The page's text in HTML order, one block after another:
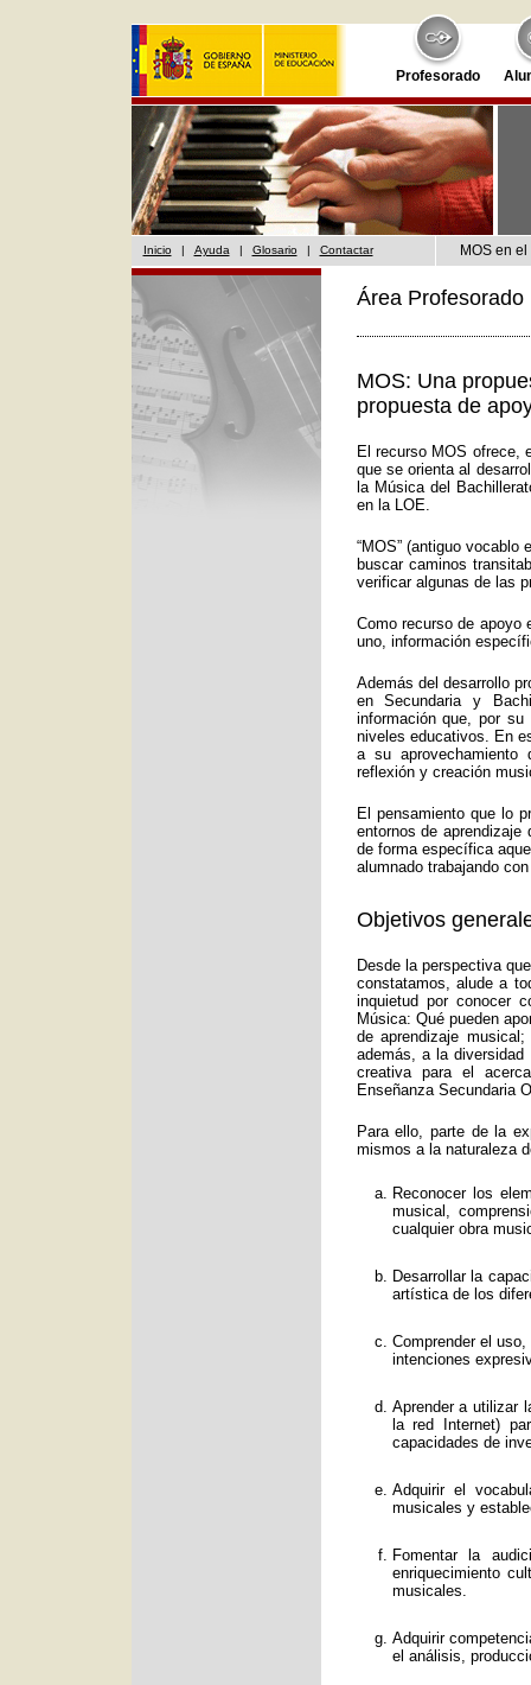
Profesorado
Inicio | Ayuda | Glosario | Contactar MOS en
Área
MOS: Una
propuesta de
El recurso MOS ofrece,
que se orienta al
la Música del
en la LOE.
“MOS” (antiguo
buscar caminos
verificar algunas de las
Como recurso de
uno, información
Además del desarrollo
en Secundaria y
información que, por
niveles educativos. En
a su aprovechamiento
reflexión y creación
El pensamiento que lo
entornos de aprendizaje
de forma específica
alumnado trabajando
Objetivos
Desde la perspectiva
constatamos, alude a
inquietud por conocer
Música: Qué pueden
de aprendizaje
además, a la
creativa para el
Enseñanza Secundaria
Para ello, parte de la
mismos a la naturaleza
Reconocer los
musical,
cualquier obra
Desarrollar la
artística de los
Comprender el
intenciones
Aprender a utilizar
la red Internet)
capacidades de
Adquirir el
musicales y
Fomentar la
enriquecimiento
musicales.
Adquirir
el análisis,